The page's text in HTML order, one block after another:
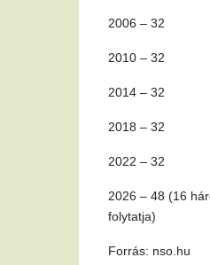
2006 – 32
2010 – 32
2014 – 32
2018 – 32
2022 – 32
2026 – 48 (16
folytatja)
Forrás: nso.hu